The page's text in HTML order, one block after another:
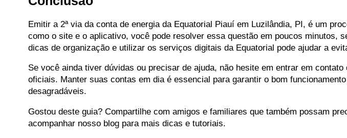
Emitir a 2ª via da conta de energia da Equatorial Piauí em Luzilândia, PI, é um
como o site e o aplicativo, você pode resolver essa questão em poucos minutos,
dicas de organização e utilizar os serviços digitais da Equatorial pode ajudar a
Se você ainda tiver dúvidas ou precisar de ajuda, não hesite em entrar em
oficiais. Manter suas contas em dia é essencial para garantir o bom
desagradáveis.
Gostou deste guia? Compartilhe com amigos e familiares que também possam
acompanhar nosso blog para mais dicas e tutoriais.